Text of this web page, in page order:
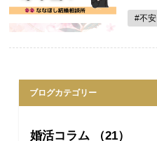
#不安
ブログカテゴリー
婚活コラム （21）